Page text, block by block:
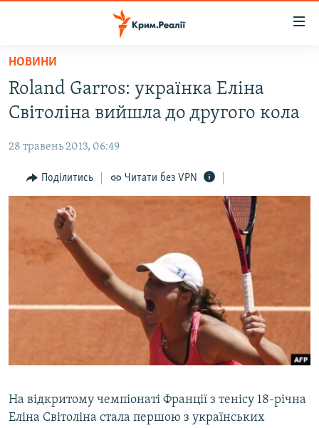
Перейти
основного
матеріалу
до
навігації
Перейти
НОВИНИ
ПОЛІТИКА
БЛОГИ
ІНТЕРВ'Ю
ВСЕ ЗА ДЕНЬ
СПЕЦПРОЕКТИ
ДЕПОРТАЦІЯ
СВІДЧЕННЯ ОКУПАЦІЇ
ІНФОГРАФІКА
ЯК ОБІЙТИ БЛОКУВАННЯ
Qırımtatar
ДОЛУЧАЙСЯ!
НОВИНИ
Roland Garros: українка Еліна
Світоліна вийшла до другого кола
28 травень 2013, 06:49
Поділитись Читати без VPN
На відкритому чемпіонаті Франції з тенісу 18-річна
Еліна Світоліна стала першою з українських